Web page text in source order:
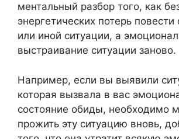
ментальный разбор того, как
энергетических потерь повести
или иной ситуации, а
выстраивание ситуации заново.
Например, если вы выявили
которая вызвала в вас
состояние обиды, необходимо
прожить эту ситуацию вновь,